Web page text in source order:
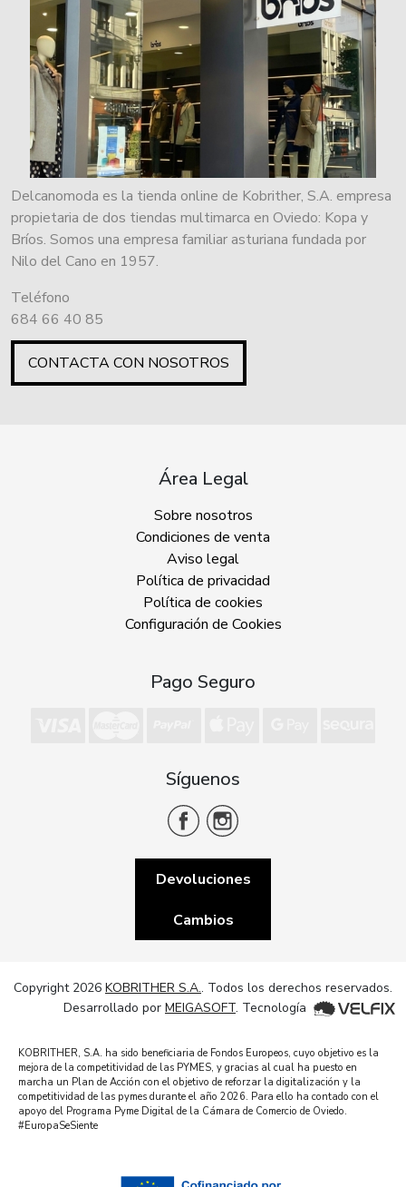
Delcanomoda es la tienda online de Kobrither, S.A. empresa
propietaria de dos tiendas multimarca en Oviedo: Kopa y
Bríos. Somos una empresa familiar asturiana fundada por
Nilo del Cano en 1957.
Teléfono
684 66 40 85
CONTACTA CON NOSOTROS
Área Legal
Sobre nosotros
Condiciones de venta
Aviso legal
Política de privacidad
Política de cookies
Configuración de Cookies
Pago Seguro
Síguenos
Devoluciones
Cambios
Copyright 2026 KOBRITHER S.A.. Todos los derechos reservados.
Desarrollado por MEIGASOFT. Tecnología
KOBRITHER, S.A. ha sido beneficiaria de Fondos Europeos, cuyo objetivo es la
mejora de la competitividad de las PYMES, y gracias al cual ha puesto en
marcha un Plan de Acción con el objetivo de reforzar la digitalización y la
competitividad de las pymes durante el año 2026. Para ello ha contado con el
apoyo del Programa Pyme Digital de la Cámara de Comercio de Oviedo.
#EuropaSeSiente